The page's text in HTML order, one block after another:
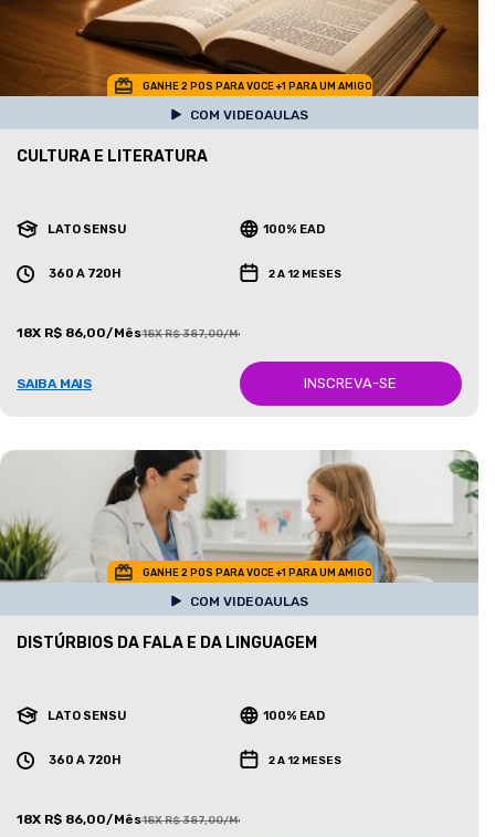
GANHE 2 POS PARA VOCE +1 PARA UM AMIGO
COM VIDEOAULAS
CULTURA E LITERATURA
LATO SENSU 100% EAD
360 A 720H 2 A 12 MESES
18X R$ 86,00/Mês18X R$ 387,00/Mês
SAIBA MAIS INSCREVA-SE
GANHE 2 POS PARA VOCE +1 PARA UM AMIGO
COM VIDEOAULAS
DISTÚRBIOS DA FALA E DA LINGUAGEM
LATO SENSU 100% EAD
360 A 720H 2 A 12 MESES
18X R$ 86,00/Mês18X R$ 387,00/Mês